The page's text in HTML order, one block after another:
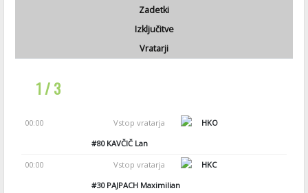
Zadetki
Izključitve
Vratarji
1 / 3
00:00 Vstop vratarja
HKO
#80KAVČIČ Lan
00:00 Vstop vratarja
HKC
#30PAJPACH Maximilian